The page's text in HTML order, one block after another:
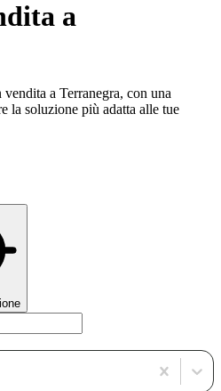
a
a Terranegra, con una
la soluzione più adatta alle tue